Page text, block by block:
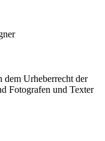
Urheberrecht der
Fotografen und Texter